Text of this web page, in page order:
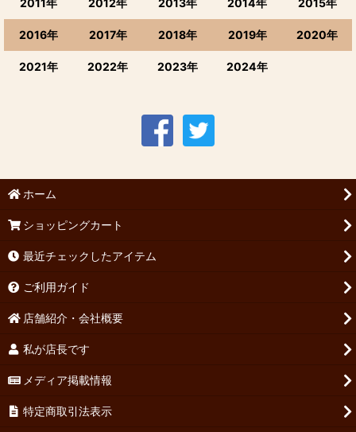
2011年 2012年 2013年 2014年 2015年
2016年 2017年 2018年 2019年 2020年
2021年 2022年 2023年 2024年
ホーム
ショッピングカート
最近チェックしたアイテム
ご利用ガイド
店舗紹介・会社概要
私が店長です
メディア掲載情報
特定商取引法表示